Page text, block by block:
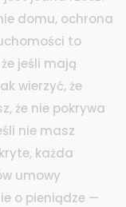
domu, ochrona
to
jeśli mają
wierzyć, że
że nie pokrywa
nie masz
, każda
umowy
o pieniądze —